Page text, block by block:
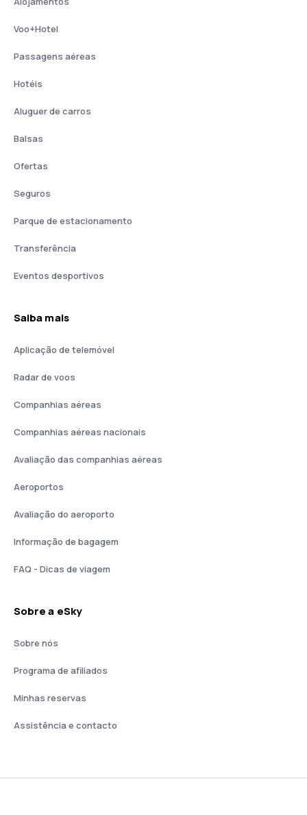
Voo+Hotel
Passagens aéreas
Hotéis
Aluguer de carros
Balsas
Ofertas
Seguros
Parque de estacionamento
Transferência
Eventos desportivos
Saiba mais
Aplicação de telemóvel
Radar de voos
Companhias aéreas
Companhias aéreas nacionais
Avaliação das companhias aéreas
Aeroportos
Avaliação do aeroporto
Informação de bagagem
FAQ - Dicas de viagem
Sobre a eSky
Sobre nós
Programa de afiliados
Minhas reservas
Assistência e contacto